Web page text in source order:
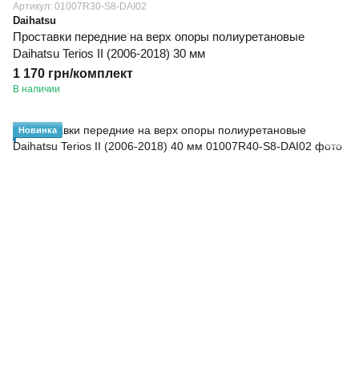
Артикул: 01007R30-S8-DAI02
Daihatsu
Проставки передние на верх опоры полиуретановые
Daihatsu Terios II (2006-2018) 30 мм
1 170 грн/комплект
В наличии
Новинка